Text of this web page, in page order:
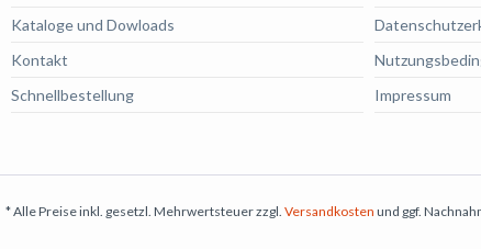
Kataloge und Dowloads
Kontakt
Schnellbestellung
Impressum
* Alle Preise inkl. gesetzl. Mehrwertsteuer zzgl. Versandkosten und ggf.